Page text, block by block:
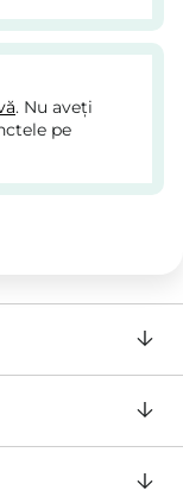
. Nu aveți
pe